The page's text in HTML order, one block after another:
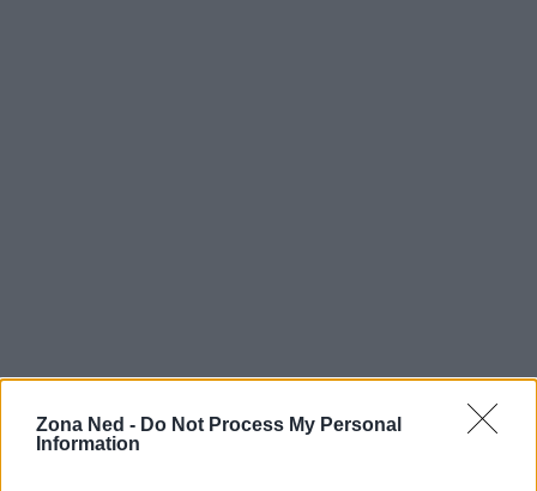
Zona Ned - Do Not Process My Personal
InformationAUTORE